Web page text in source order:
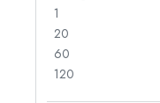
1
20
60
120